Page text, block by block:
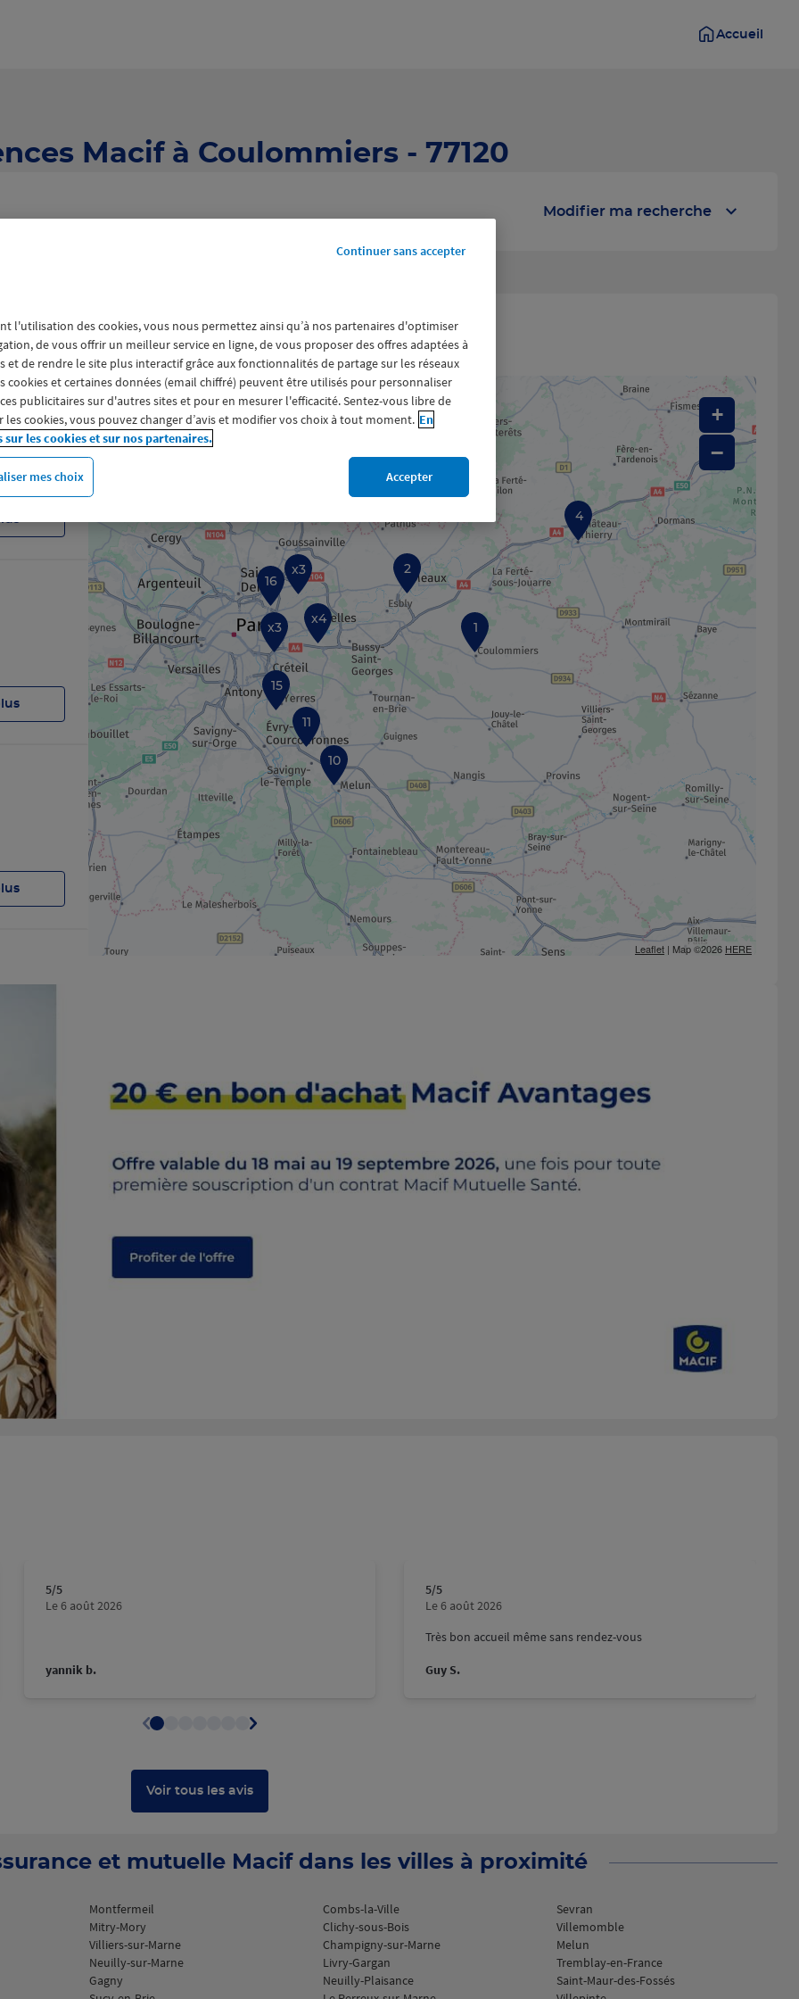
Accueil
Macif à Coulommiers - 77120
Modifier ma recherche
agences Macif à Coulommiers
16
4
15
11
10
2
1
x3
x3
x4
+
−
Leaflet| Map ©2026 HERE
5/5Note de 5 sur 5
Le 6 août 2026
yannik b.
5/5
Le 6 août 2026
Très bon accueil même sans rendez-vous
Guy S.
Voir tous les avis
et mutuelle Macif dans les villes à proximité
Montfermeil
Mitry-Mory
Villiers-sur-Marne
Neuilly-sur-Marne
Gagny
Combs-la-Ville
Clichy-sous-Bois
Champigny-sur-Marne
Livry-Gargan
Neuilly-Plaisance
Sevran
Villemomble
Melun
Tremblay-en-France
Saint-Maur-des-Fossés
l'utilisation des cookies, vous nous permettez ainsi qu’à nos partenaires d'optimiser
de vous offrir un meilleur service en ligne, de vous proposer des offres adaptées à
et de rendre le site plus interactif grâce aux fonctionnalités de partage sur les réseaux
cookies et certaines données (email chiffré) peuvent être utilisés pour personnaliser
publicitaires sur d'autres sites et pour en mesurer l'efficacité. Sentez-vous libre de
les cookies, vous pouvez changer d’avis et modifier vos choix à tout moment. En
sur les cookies et sur nos partenaires.
mes choix
Continuer sans accepter
Accepter